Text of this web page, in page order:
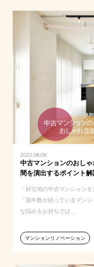
2022.08.08
中古マンションのおし
間を演出するポイント解
「好立地の中古マンション
「築年数が経っているマンショ
な悩みをお持ちでは…
マンションリノベーション